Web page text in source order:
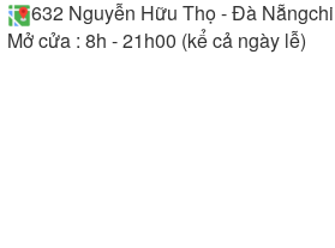
632 Nguyễn Hữu Thọ - Đà Nẵng
Mở cửa : 8h - 21h00 (kể cả ngày lễ)